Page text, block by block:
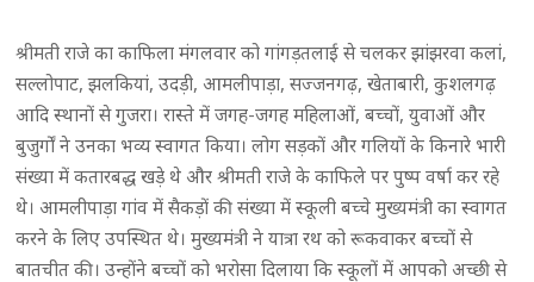
श्रीमती राजे का काफिला मंगलवार को गांगड़तलाई से चलकर झांझरवा कलां,
सल्लोपाट, झलकियां, उदड़ी, आमलीपाड़ा, सज्जनगढ़, खेताबारी, कुशलगढ़
आदि स्थानों से गुजरा। रास्ते में जगह-जगह महिलाओं, बच्चों, युवाओं और
बुजुर्गों ने उनका भव्य स्वागत किया। लोग सड़कों और गलियों के किनारे भारी
संख्या में कतारबद्ध खड़े थे और श्रीमती राजे के काफिले पर पुष्प वर्षा कर रहे
थे। आमलीपाड़ा गांव में सैकड़ों की संख्या में स्कूली बच्चे मुख्यमंत्री का स्वागत
करने के लिए उपस्थित थे। मुख्यमंत्री ने यात्रा रथ को रूकवाकर बच्चों से
बातचीत की। उन्होंने बच्चों को भरोसा दिलाया कि स्कूलों में आपको अच्छी से